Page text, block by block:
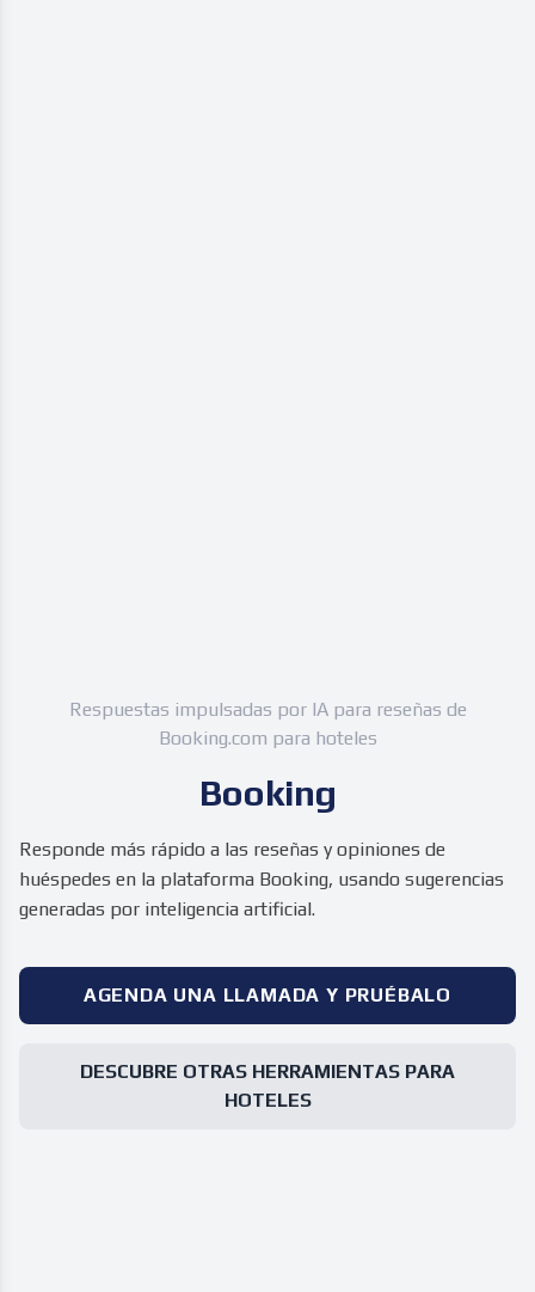
Respuestas impulsadas por IA para reseñas de
Booking.com para hoteles
Booking
Responde más rápido a las reseñas y opiniones de
huéspedes en la plataforma Booking, usando sugerencias
generadas por inteligencia artificial.
AGENDA UNA LLAMADA Y PRUÉBALO
DESCUBRE OTRAS HERRAMIENTAS PARA
HOTELES